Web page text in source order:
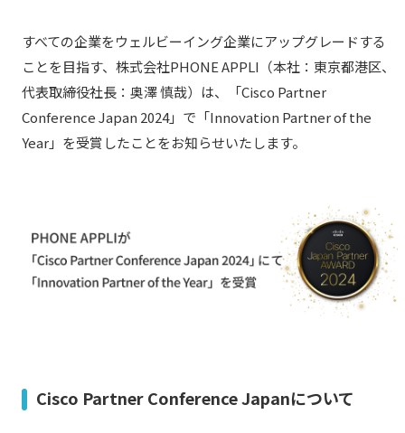
すべての企業をウェルビーイング企業にアップグレードする
ことを目指す、株式会社PHONE APPLI（本社：東京都港区、
代表取締役社長：奥澤 慎哉）は、「Cisco Partner
Conference Japan 2024」で「Innovation Partner of the
Year」を受賞したことをお知らせいたします。
Cisco Partner Conference Japanについて